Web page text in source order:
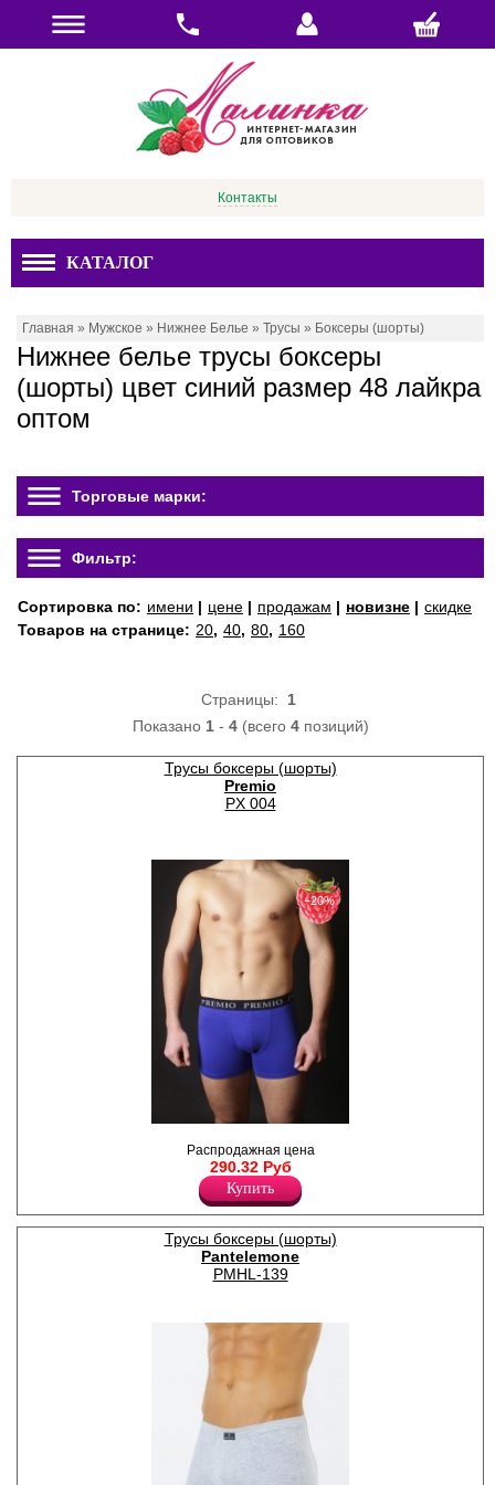
Контакты
КАТАЛОГ
Главная » Мужское » Нижнее Белье » Трусы » Боксеры (шорты)
Нижнее белье трусы боксеры
(шорты) цвет синий размер 48 лайкра
оптом
Торговые марки:
Фильтр:
Сортировка по: имени | цене | продажам | новизне | скидке
Товаров на странице: 20, 40, 80, 160
Страницы: 1
Показано 1- 4(всего 4позиций)
Трусы боксеры (шорты)
Premio
PX 004
по поясу элстичная резинка
с надписью " Premio"
Лайкра 5%
Хлопок 95%
−20%
Распродажная цена
290.32 Руб
Купить
Трусы боксеры (шорты)
Pantelemone
PMHL-139